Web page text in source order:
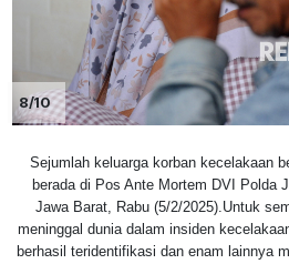
8/10
Sejumlah keluarga korban kecelakaan
berada di Pos Ante Mortem DVI Polda
Jawa Barat, Rabu (5/2/2025).Untuk
meninggal dunia dalam insiden
berhasil teridentifikasi dan enam lainnya